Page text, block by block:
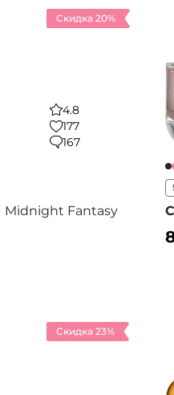
Скидка 20%
4.8
177
167
Midnight Fantasy
Скидка 23%